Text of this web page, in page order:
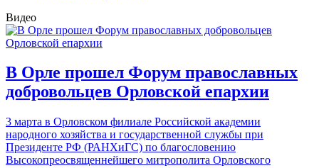
Видео
В Орле прошел Форум православных
добровольцев Орловской епархии
3 марта в Орловском филиале Российской академии
народного хозяйства и государственной службы при
Президенте РФ (РАНХиГС) по благословению
Высокопреосвященнейшего митрополита Орловского